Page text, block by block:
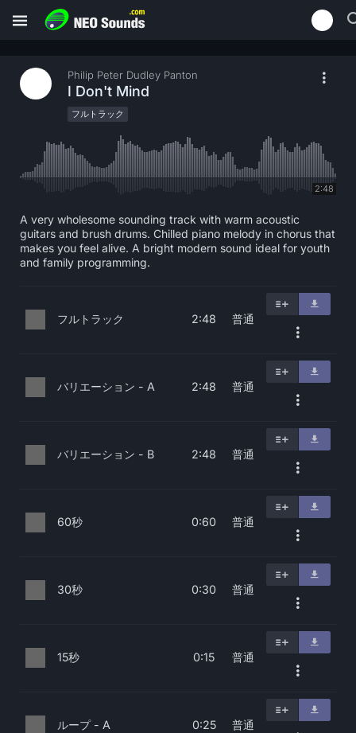
Philip Peter Dudley Panton
I Don't Mind
フルトラック
2:48
A very wholesome sounding track with warm acoustic
guitars and brush drums. Chilled piano melody in chorus that
makes you feel alive. A bright modern sound ideal for youth
and family programming.
フルトラック 2:48 普通
バリエーション - A 2:48 普通
バリエーション - B 2:48 普通
60秒 0:60 普通
30秒 0:30 普通
15秒 0:15 普通
ループ - A 0:25 普通